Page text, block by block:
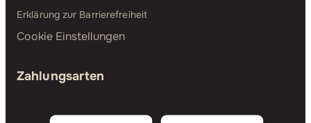
Erklärung zur Barrierefreiheit
Cookie Einstellungen
Zahlungsarten